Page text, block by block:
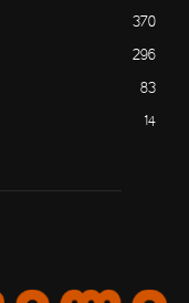
370
296
83
14